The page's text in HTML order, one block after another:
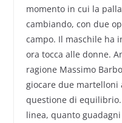
momento in cui la
cambiando, con due
campo. Il maschile ha
ora tocca alle donne.
ragione Massimo
giocare due martelloni
questione di
linea, quanto